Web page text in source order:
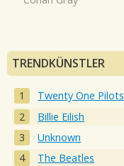
TRENDKÜNSTLER
Twenty One Pilots
Billie Eilish
Unknown
The Beatles